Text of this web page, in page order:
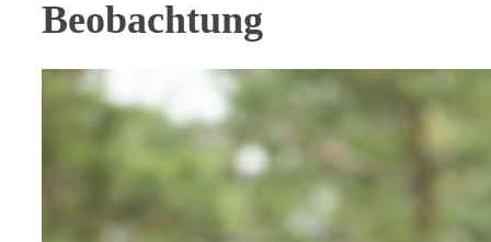
Beobachtung